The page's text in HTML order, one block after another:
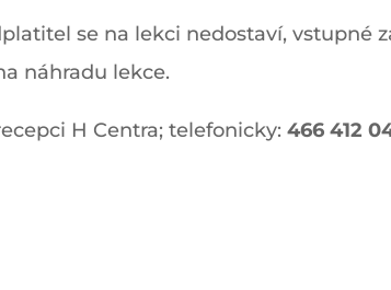
se na lekci nedostaví, vstupné
náhradu lekce.
H Centra; telefonicky:466 412